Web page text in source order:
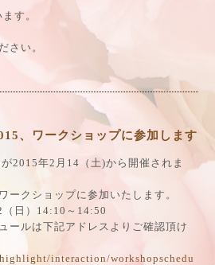
す。
さい。
、ワークショップに参加します
2015年2月14（土)から開催されま
ークショップに参加いたします。
日）14:10～14:50
ルは下記アドレスよりご確認頂け
interaction/workshopschedu